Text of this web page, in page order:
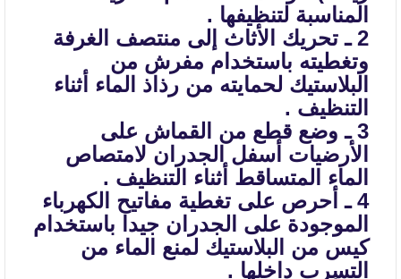
المناسبة لتنظيفها .
2 ـ تحريك الأثاث إلى منتصف الغرفة
وتغطيته باستخدام مفرش من
البلاستيك لحمايته من رذاذ الماء أثناء
التنظيف .
3 ـ وضع قطع من القماش على
الأرضيات أسفل الجدران لامتصاص
الماء المتساقط أثناء التنظيف .
4 ـ أحرص على تغطية مفاتيح الكهرباء
الموجودة على الجدران جيدا باستخدام
كيس من البلاستيك لمنع الماء من
التسرب داخلها .